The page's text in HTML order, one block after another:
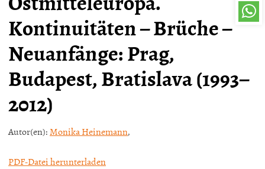
Kontinuitäten – Brüche –
Neuanfänge: Prag,
Budapest, Bratislava (1993–
2012)
Autor(en):Monika Heinemann,
PDF-Datei herunterladen